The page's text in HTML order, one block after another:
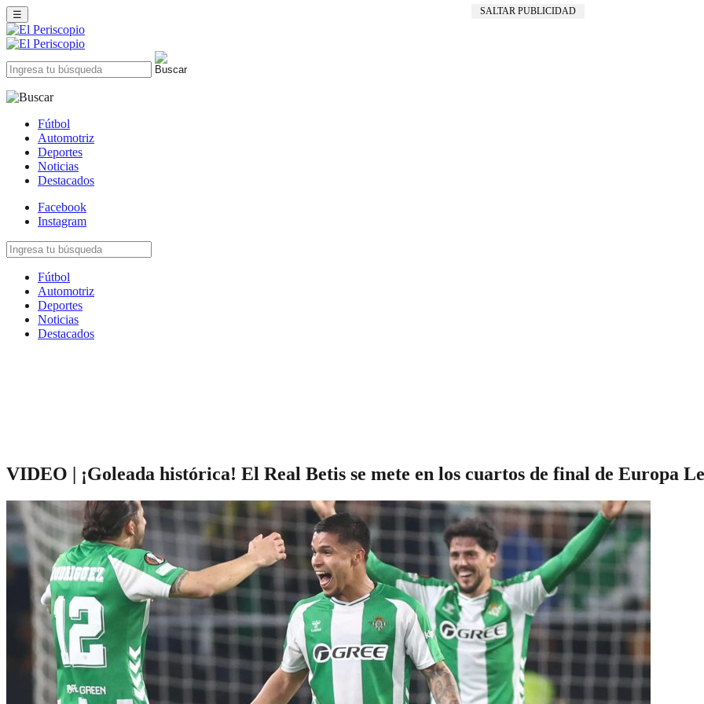
SALTAR PUBLICIDAD
☰
Fútbol
Automotriz
Deportes
Noticias
Destacados
Facebook
Instagram
Fútbol
Automotriz
Deportes
Noticias
Destacados
VIDEO | ¡Goleada histórica! El Real Betis se mete en los cuartos de final de Europa